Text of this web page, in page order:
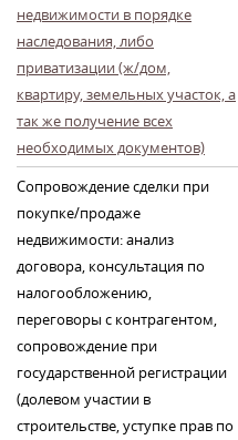
недвижимости в порядке
наследования, либо
приватизации (ж/дом,
квартиру, земельных участок, а
так же получение всех
необходимых документов)
Сопровождение сделки при
покупке/продаже
недвижимости: анализ
договора, консультация по
налогообложению,
переговоры с контрагентом,
сопровождение при
государственной регистрации
(долевом участии в
строительстве, уступке прав по